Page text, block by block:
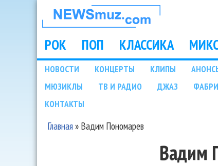
НОВОСТИ
МУЗЫКИ И
ШОУ БИЗНЕСА
NEWSMUZ.COM
Main menu
РОК ПОП КЛАССИКА
Подразделы
НОВОСТИ КОНЦЕРТЫ КЛИПЫ
МЮЗИКЛЫ
ТВ И РАДИО ДЖАЗ
КОНТАКТЫ
Вы здесь
Главная» Вадим Пономарев
Вадим